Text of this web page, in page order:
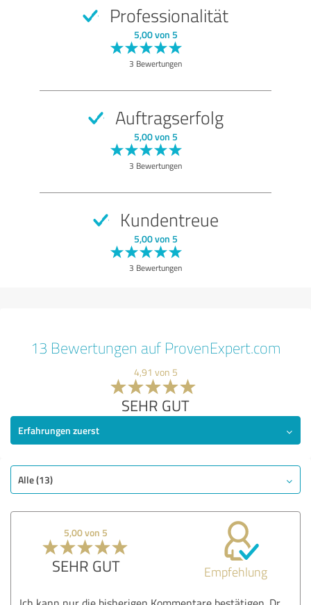
Professionalität
5,00 von 5
3 Bewertungen
Auftragserfolg
5,00 von 5
3 Bewertungen
Kundentreue
5,00 von 5
3 Bewertungen
13 Bewertungen auf ProvenExpert.com
4,91 von 5
SEHR GUT
Erfahrungen zuerst
Alle (13)
5,00 von 5
SEHR GUT Empfehlung